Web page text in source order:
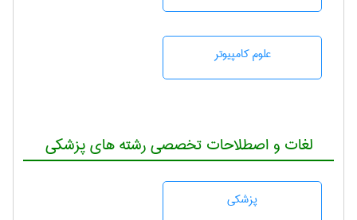
علوم کامپیوتر
لغات و اصطلاحات تخصصی رشته های پزشکی
پزشكی